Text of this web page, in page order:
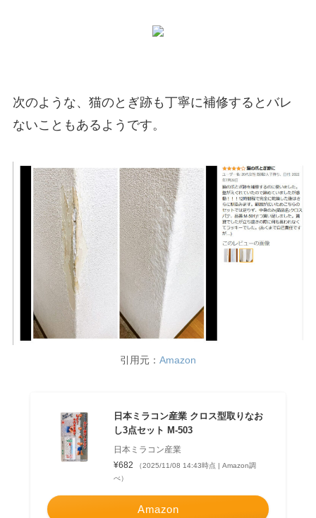
次のような、猫のとぎ跡も丁寧に補修するとバレ
ないこともあるようです。
引用元： Amazon
日本ミラコン産業 クロス型取りなお
し3点セット M-503
日本ミラコン産業
¥682
（2025/11/08 14:43時点 | Amazon調
べ）
Amazon